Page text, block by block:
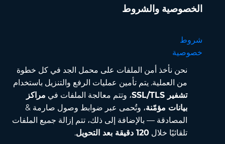
الخصوصية والشروط
شروط
خصوصية
نحن نأخذ أمن الملفات على محمل الجد في كل خطوة
من العملية. يتم تأمين عمليات الرفع والتنزيل باستخدام
تشفير SSL/TLS
، وتتم معالجة الملفات في مراكز
بيانات مؤمّنة، وتُحمى عبر ضوابط وصول صارمة &
المصادقة — بالإضافة إلى ذلك، تتم إزالة جميع الملفات
تلقائيًا خلال 120 دقيقة بعد التحويل .